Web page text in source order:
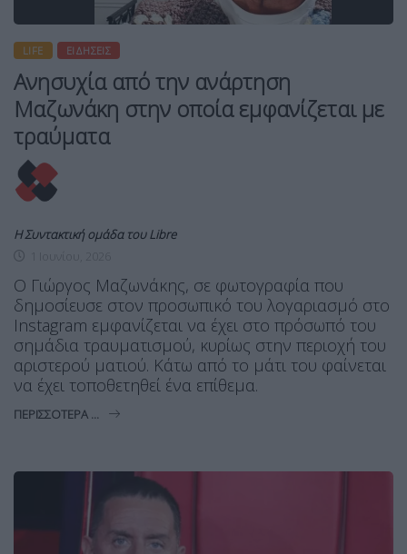
LIFE ΕΙΔΉΣΕΙΣ
Ανησυχία από την ανάρτηση
Μαζωνάκη στην οποία εμφανίζεται με
τραύματα
Η Συντακτική ομάδα του Libre
Ο Γιώργος Μαζωνάκης, σε φωτογραφία που
δημοσίευσε στον προσωπικό του λογαριασμό στο
Instagram εμφανίζεται να έχει στο πρόσωπό του
σημάδια τραυματισμού, κυρίως στην περιοχή του
αριστερού ματιού. Κάτω από το μάτι του φαίνεται
να έχει τοποθετηθεί ένα επίθεμα.
ΠΕΡΙΣΣΌΤΕΡΑ ...